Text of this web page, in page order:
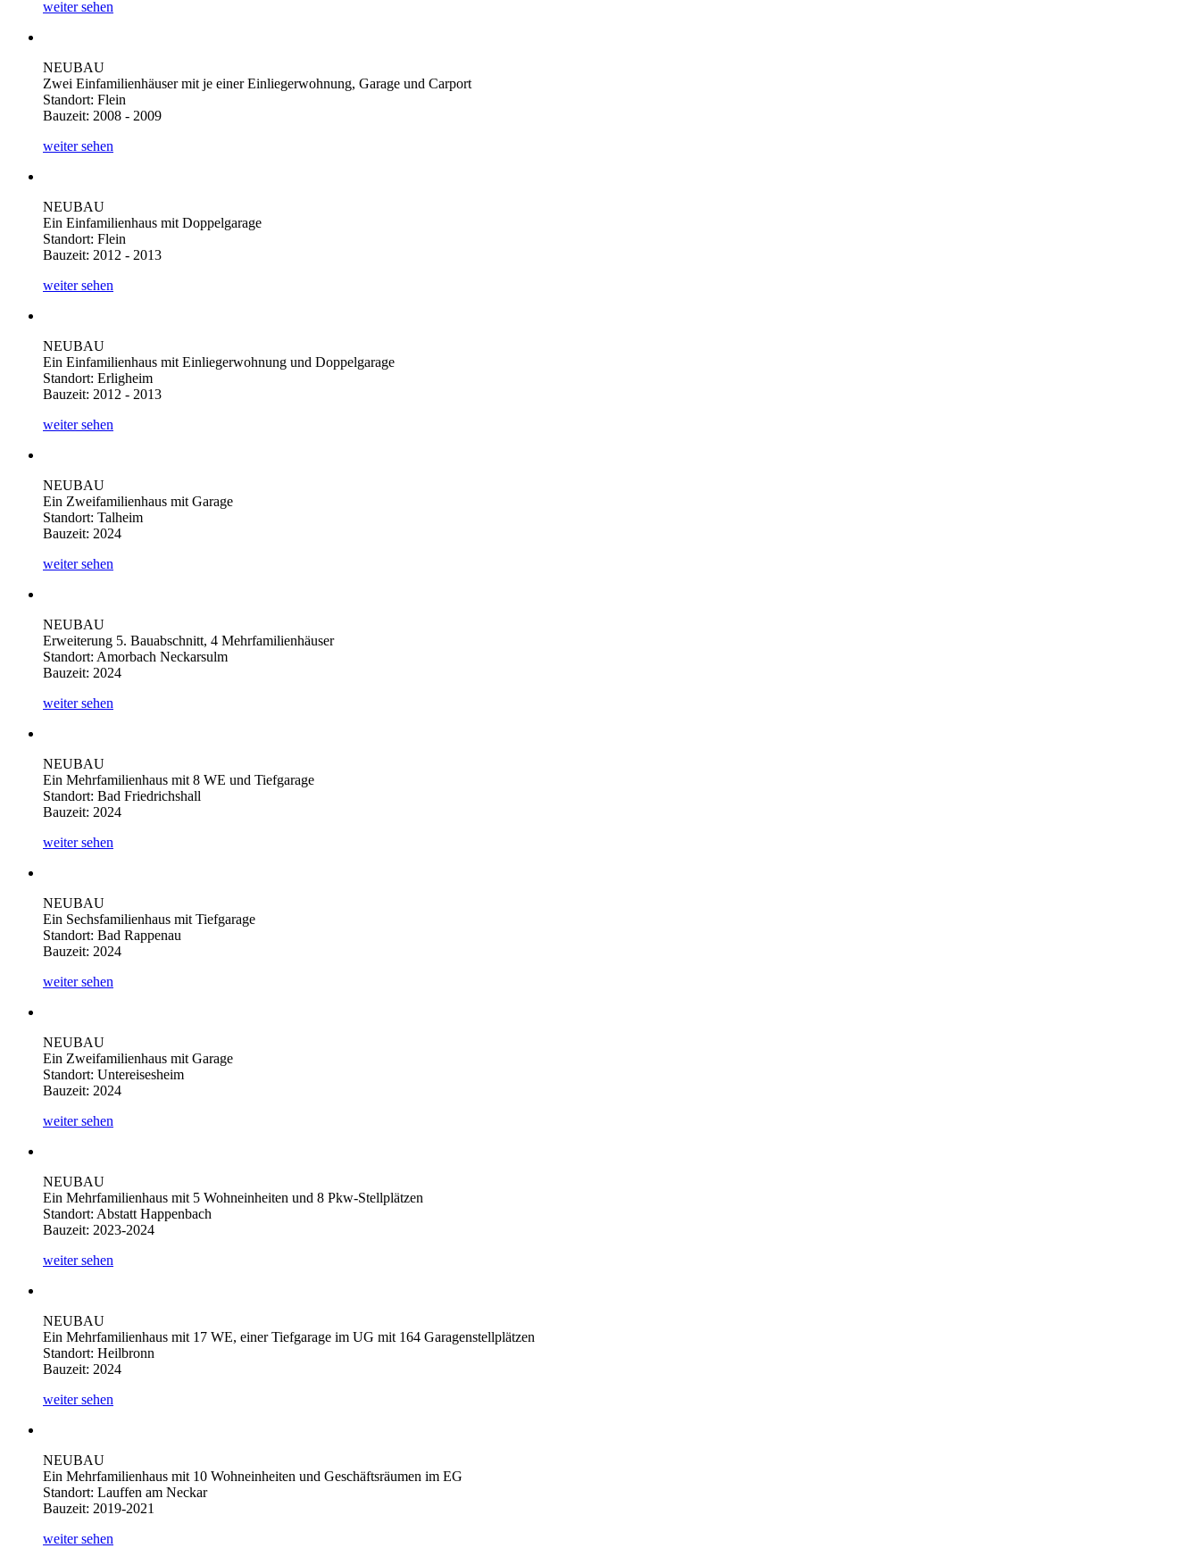
weiter sehen
NEUBAU
Zwei Einfamilienhäuser mit je einer Einliegerwohnung, Garage und Carport
Standort: Flein
Bauzeit: 2008 - 2009
weiter sehen
NEUBAU
Ein Einfamilienhaus mit Doppelgarage
Standort: Flein
Bauzeit: 2012 - 2013
weiter sehen
NEUBAU
Ein Einfamilienhaus mit Einliegerwohnung und Doppelgarage
Standort: Erligheim
Bauzeit: 2012 - 2013
weiter sehen
NEUBAU
Ein Zweifamilienhaus mit Garage
Standort: Talheim
Bauzeit: 2024
weiter sehen
NEUBAU
Erweiterung 5. Bauabschnitt, 4 Mehrfamilienhäuser
Standort: Amorbach Neckarsulm
Bauzeit: 2024
weiter sehen
NEUBAU
Ein Mehrfamilienhaus mit 8 WE und Tiefgarage
Standort: Bad Friedrichshall
Bauzeit: 2024
weiter sehen
NEUBAU
Ein Sechsfamilienhaus mit Tiefgarage
Standort: Bad Rappenau
Bauzeit: 2024
weiter sehen
NEUBAU
Ein Zweifamilienhaus mit Garage
Standort: Untereisesheim
Bauzeit: 2024
weiter sehen
NEUBAU
Ein Mehrfamilienhaus mit 5 Wohneinheiten und 8 Pkw-Stellplätzen
Standort: Abstatt Happenbach
Bauzeit: 2023-2024
weiter sehen
NEUBAU
Ein Mehrfamilienhaus mit 17 WE, einer Tiefgarage im UG mit 164 Garagenstellplätzen
Standort: Heilbronn
Bauzeit: 2024
weiter sehen
NEUBAU
Ein Mehrfamilienhaus mit 10 Wohneinheiten und Geschäftsräumen im EG
Standort: Lauffen am Neckar
Bauzeit: 2019-2021
weiter sehen